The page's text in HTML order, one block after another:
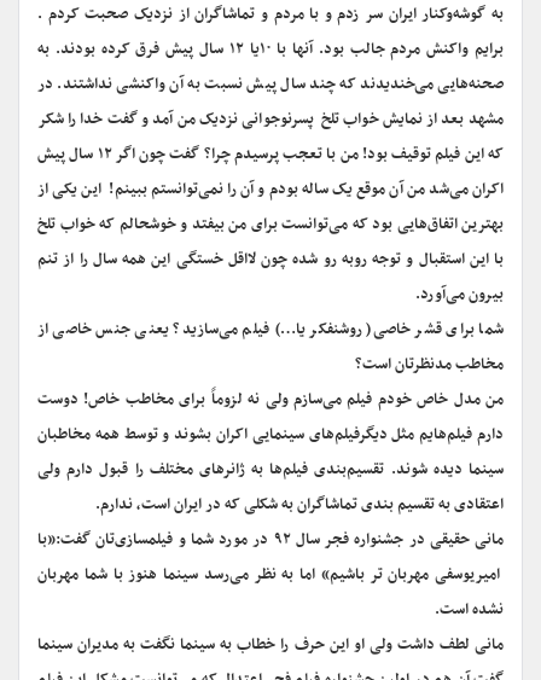
به گوشه‌وکنار ایران سر زدم و با مردم و تماشاگران از نزدیک صحبت کردم .
برایم واکنش مردم جالب بود. آنها با ۱۰یا ۱۲ سال پیش فرق کرده بودند. به
صحنه‌هایی می‌خندیدند که چند سال پیش نسبت به آن واکنشی نداشتند. در
مشهد بعد از نمایش خواب تلخ پسرنوجوانی نزدیک من آمد و گفت خدا را شکر
که این فیلم توقیف بود! من با تعجب پرسیدم چرا؟ گفت چون اگر ۱۲ سال پیش
اکران می‌شد من آن موقع یک ساله بودم و آن را نمی‌توانستم ببینم! این یکی از
بهترین اتفاق‌هایی بود که می‌توانست برای من بیفتد و خوشحالم که خواب تلخ
با این استقبال و توجه روبه رو شده چون لااقل خستگی این همه سال را از تنم
بیرون می‌آورد.
شما برای قشر خاصی( روشنفکر یا…)‌ فیلم می‌سازید؟ یعنی جنس خاصی از
مخاطب مدنظرتان است؟
من مدل خاص خودم فیلم می‌سازم ولی نه لزوماً برای مخاطب خاص! دوست
دارم فیلم‌هایم مثل دیگرفیلم‌های سینمایی اکران بشوند و توسط همه مخاطبان
سینما دیده شوند. تقسیم‌بندی فیلم‌ها به ژانرهای مختلف را قبول دارم ولی
اعتقادی به تقسیم بندی تماشاگران به شکلی که در ایران است، ندارم.
مانی حقیقی در جشنواره فجر سال ۹۲ در مورد شما و فیلمسازی‌تان گفت:«با
امیریوسفی مهربان تر باشیم» اما به نظر می‌رسد سینما هنوز با شما مهربان
نشده است.
مانی لطف داشت ولی او این حرف را خطاب به سینما نگفت به مدیران سینما